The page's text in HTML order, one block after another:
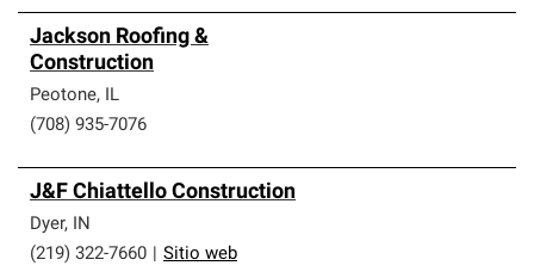
Jackson Roofing &
Construction
Peotone, IL
(708) 935-7076
J&F Chiattello Construction
Dyer, IN
(219) 322-7660
Sitio web